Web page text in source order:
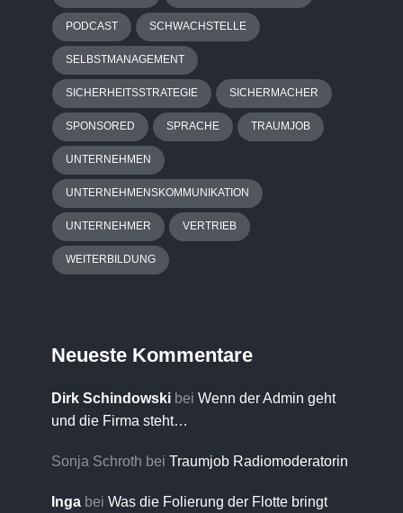
PODCAST SCHWACHSTELLE
SELBSTMANAGEMENT
SICHERHEITSSTRATEGIE SICHERMACHER
SPONSORED SPRACHE TRAUMJOB
UNTERNEHMEN
UNTERNEHMENSKOMMUNIKATION
UNTERNEHMER VERTRIEB
WEITERBILDUNG
Neueste Kommentare
Dirk Schindowski bei Wenn der Admin geht
und die Firma steht…
Sonja Schroth bei Traumjob Radiomoderatorin
Inga bei Was die Folierung der Flotte bringt